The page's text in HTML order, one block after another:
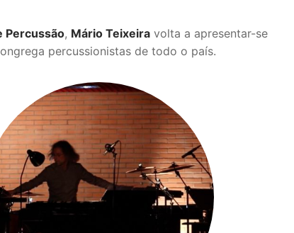
Percussão, Mário Teixeira volta a apresentar-se
percussionistas de todo o país.